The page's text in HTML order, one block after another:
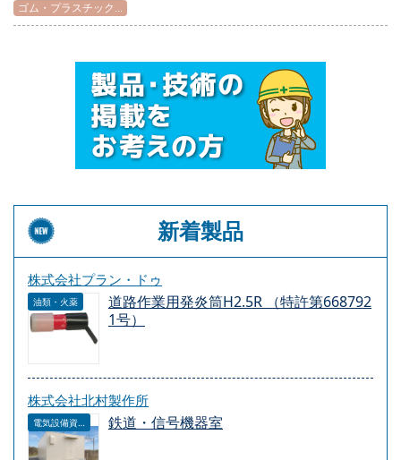
ゴム・プラスチック...
新着製品
株式会社プラン・ドゥ
油類・火薬
道路作業用発炎筒H2.5R （特許第668792
1号）
株式会社北村製作所
電気設備資材 鉄道・信号機器室